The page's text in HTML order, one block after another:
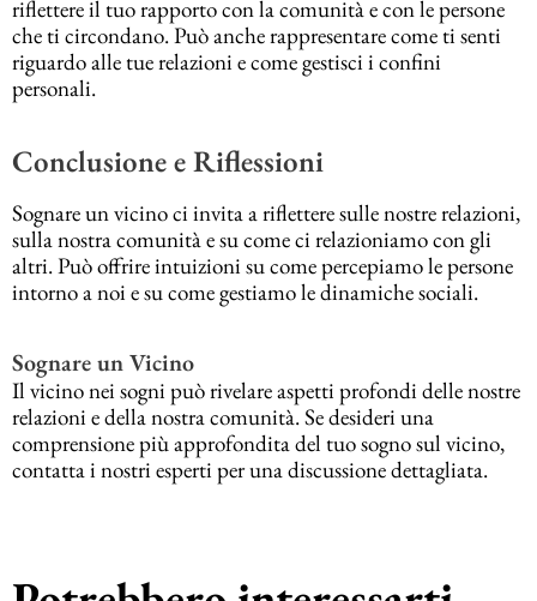
riflettere il tuo rapporto con la comunità e con le persone
che ti circondano. Può anche rappresentare come ti senti
riguardo alle tue relazioni e come gestisci i confini
personali.
Conclusione e Riflessioni
Sognare un vicino ci invita a riflettere sulle nostre relazioni,
sulla nostra comunità e su come ci relazioniamo con gli
altri. Può offrire intuizioni su come percepiamo le persone
intorno a noi e su come gestiamo le dinamiche sociali.
Sognare un Vicino
Il vicino nei sogni può rivelare aspetti profondi delle nostre
relazioni e della nostra comunità. Se desideri una
comprensione più approfondita del tuo sogno sul vicino,
contatta i nostri esperti per una discussione dettagliata.